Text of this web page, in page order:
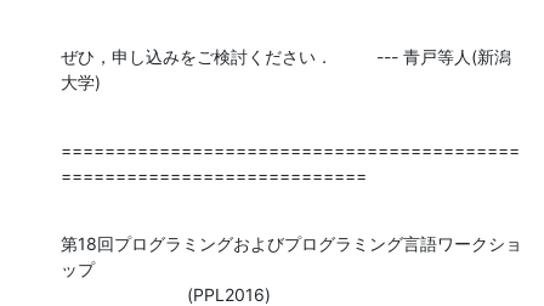
ぜひ，申し込みをご検討ください．         --- 青戸等人(新潟
大学)
==========================================
============================
第18回プログラミングおよびプログラミング言語ワークショ
ップ
                          (PPL2016)